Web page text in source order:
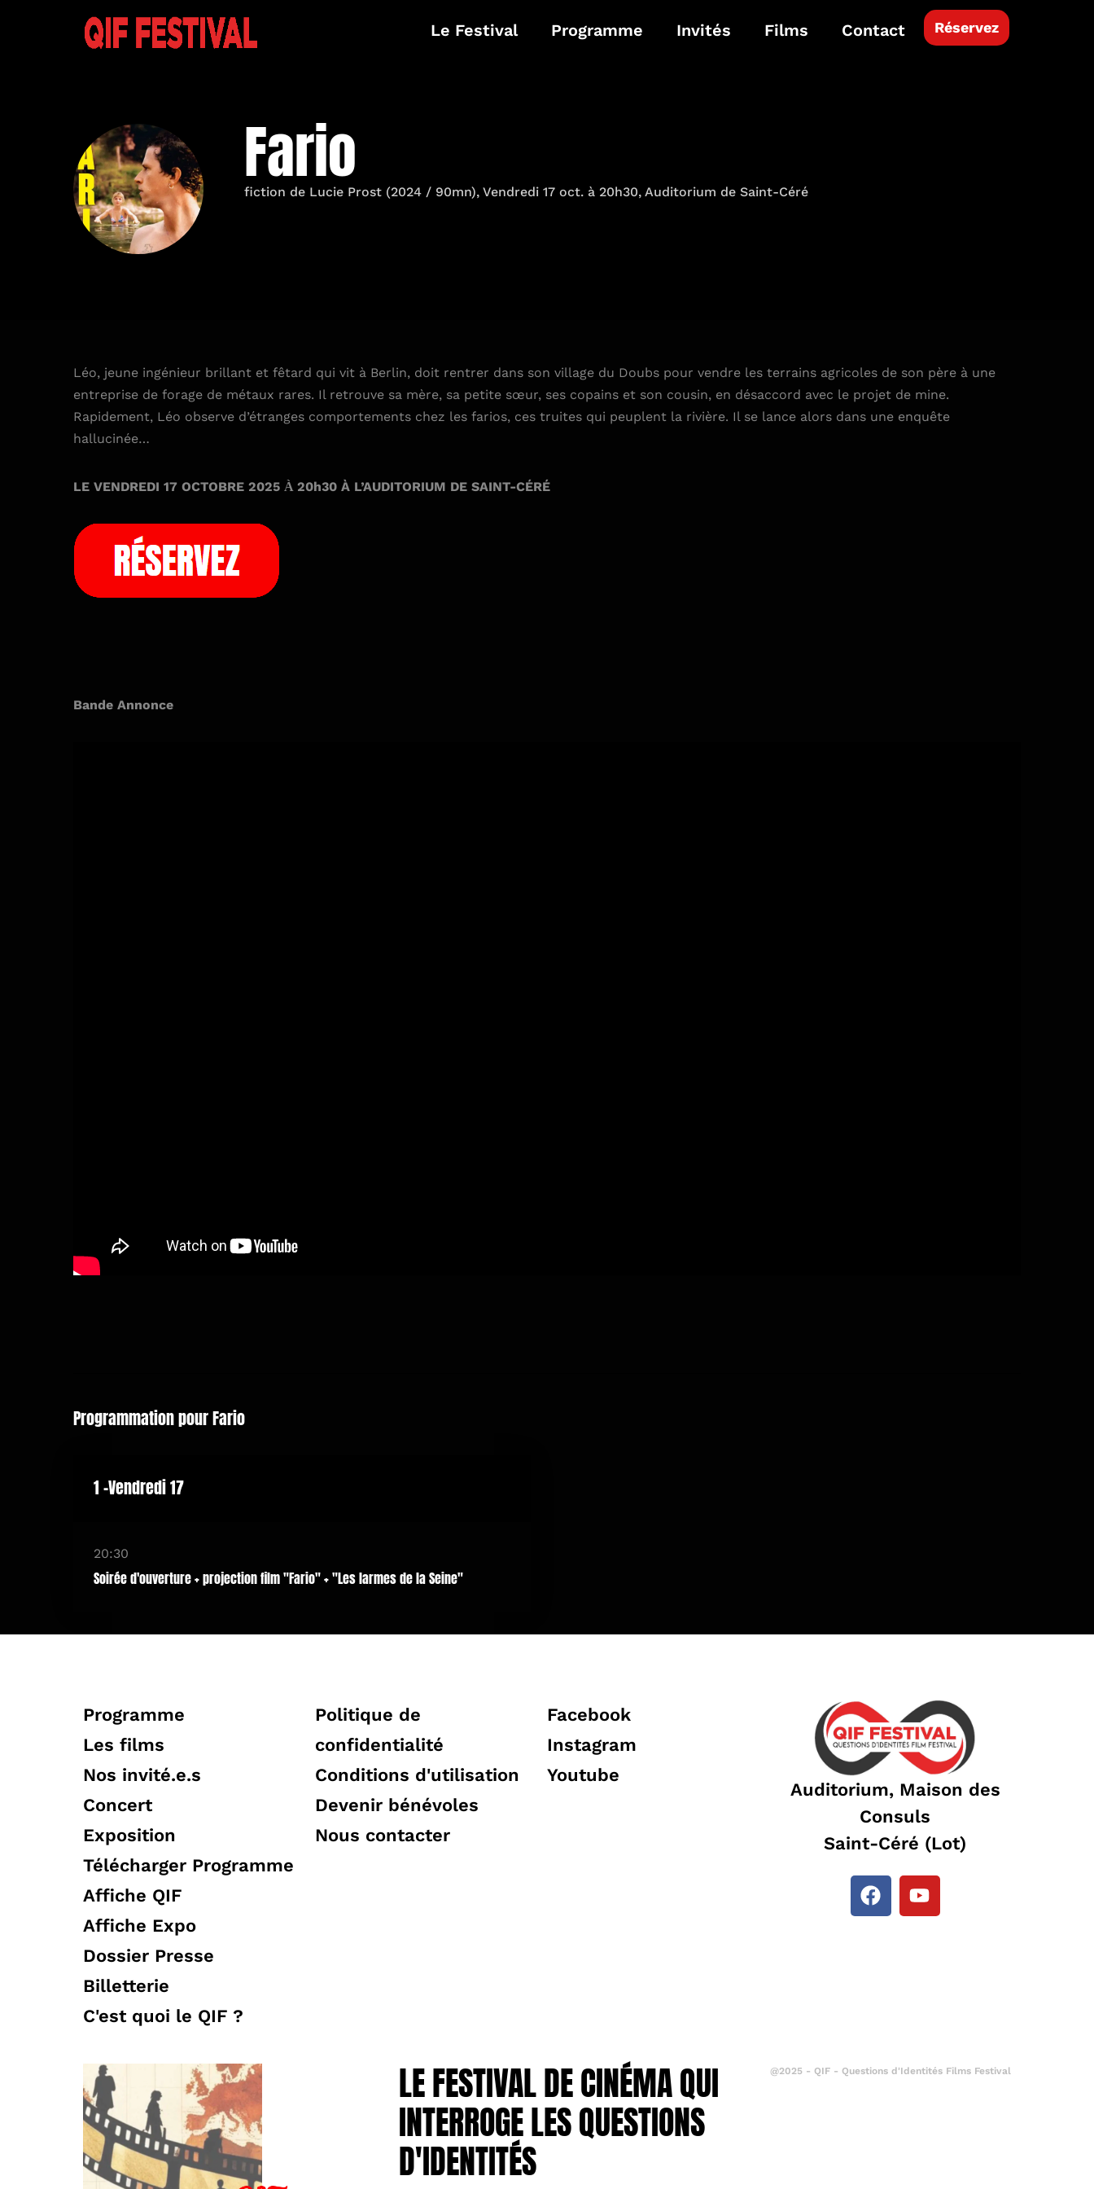
Réservez
Le Festival Programme Invités Films Contact
Fario
fiction de Lucie Prost (2024 / 90mn), Vendredi 17 oct. à 20h30, Auditorium de Saint-Céré
Léo, jeune ingénieur brillant et fêtard qui vit à Berlin, doit rentrer dans son village du Doubs pour vendre les terrains agricoles de son père à une
entreprise de forage de métaux rares. Il retrouve sa mère, sa petite sœur, ses copains et son cousin, en désaccord avec le projet de mine.
Rapidement, Léo observe d’étranges comportements chez les farios, ces truites qui peuplent la rivière. Il se lance alors dans une enquête
hallucinée…
LE VENDREDI 17 OCTOBRE 2025 À 20h30 À L’AUDITORIUM DE SAINT-CÉRÉ
Bande Annonce
Programmation pour Fario
1 -Vendredi 17
20:30
Soirée d'ouverture + projection film "Fario" + "Les larmes de la Seine"
Programme
Les films
Nos invité.e.s
Concert
Exposition
Télécharger Programme
Affiche QIF
Affiche Expo
Dossier Presse
Billetterie
C'est quoi le QIF ?
Politique de
confidentialité
Conditions d'utilisation
Devenir bénévoles
Nous contacter
Facebook
Instagram
Youtube
Auditorium, Maison des
Consuls
Saint-Céré (Lot)
LE FESTIVAL DE CINÉMA QUI
INTERROGE LES QUESTIONS
D'IDENTITÉS
@2025 - QIF - Questions d'Identités Films Festival